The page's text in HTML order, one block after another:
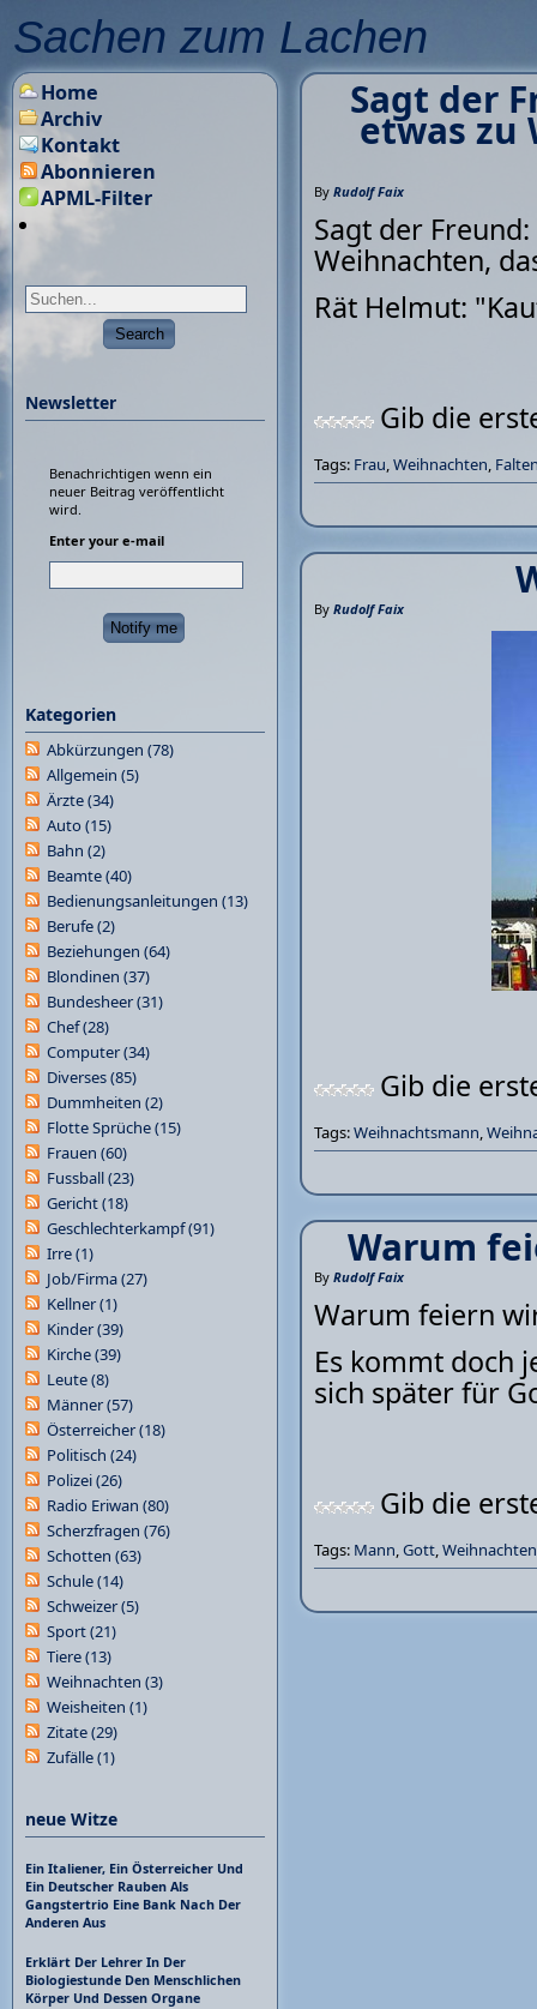
Sachen zum Lachen
Sagt der
etwas zu
By Rudolf Faix
Sagt der
Weihnachten,
Rät Helmut:
Gib die
Tags: Frau,Weihnachten,
By Rudolf Faix
Gib die
Tags:Weihnachtsmann,
Warum
By Rudolf Faix
Warum feiern
Es kommt doch
sich später für
Gib die
Tags: Mann,Gott,Weihnachten
Home
Archiv
Kontakt
Abonnieren
APML-Filter
Newsletter
Benachrichtigen wenn ein
neuer Beitrag veröffentlicht
wird.
Enter your e-mail
Kategorien
Abkürzungen (78)
Allgemein (5)
Ärzte(34)
Auto(15)
Bahn (2)
Beamte(40)
Bedienungsanleitungen (13)
Berufe(2)
Beziehungen (64)
Blondinen (37)
Bundesheer(31)
Chef(28)
Computer(34)
Diverses(85)
Dummheiten (2)
Flotte Sprüche(15)
Frauen (60)
Fussball(23)
Gericht(18)
Geschlechterkampf(91)
Irre(1)
Job/Firma(27)
Kellner(1)
Kinder(39)
Kirche(39)
Leute(8)
Männer(57)
Österreicher(18)
Politisch (24)
Polizei(26)
Radio Eriwan (80)
Scherzfragen (76)
Schotten (63)
Schule(14)
Schweizer(5)
Sport(21)
Tiere(13)
Weihnachten (3)
Weisheiten (1)
Zitate(29)
Zufälle(1)
neue Witze
Ein Italiener, Ein Österreicher Und
Ein Deutscher Rauben Als
Gangstertrio Eine Bank Nach Der
Anderen Aus
Erklärt Der Lehrer In Der
Biologiestunde Den Menschlichen
Körper Und Dessen Organe